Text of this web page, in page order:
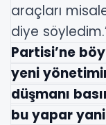
araçları
diye
Partisi’ne
yeni
düşmanı
bu yapar